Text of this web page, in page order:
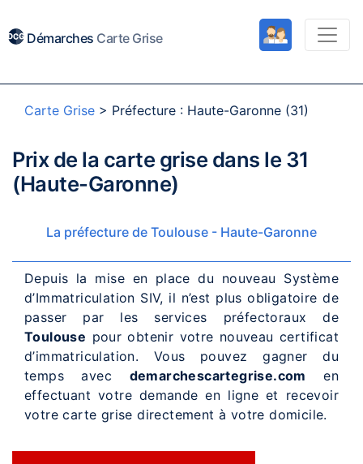
Démarches Carte Grise
Carte Grise > Préfecture : Haute-Garonne (31)
Prix de la carte grise dans le 31
(Haute-Garonne)
La préfecture de Toulouse - Haute-Garonne
Depuis la mise en place du nouveau Système
d’Immatriculation SIV, il n’est plus obligatoire de
passer par les services préfectoraux de
Toulouse pour obtenir votre nouveau certificat
d’immatriculation. Vous pouvez gagner du
temps avec demarchescartegrise.com en
effectuant votre demande en ligne et recevoir
votre carte grise directement à votre domicile.